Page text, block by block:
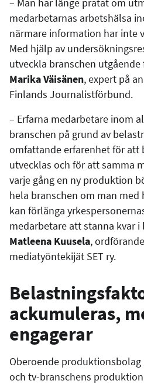
medarbetarnas arbetshälsa
närmare information har inte
Med hjälp av
utveckla branschen
Marika Väisänen, expert på
Finlands Journalistförbund.
– Erfarna medarbetare inom
branschen på grund av
omfattande erfarenhet för att
utvecklas och för att samma
varje gång en ny produktion
hela branschen om man
kan förlänga
medarbetare att stanna kvar i
Matleena Kuusela,
mediatyöntekijät SET ry.
ackumuleras,
engagerar
Oberoende
och tv-branschens